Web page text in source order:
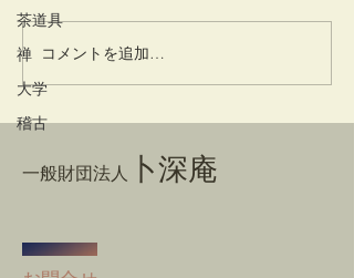
茶道具
禅
大学
稽古
灌仏会・花まつり
コメントを追加…
一般財団法人 卜深庵